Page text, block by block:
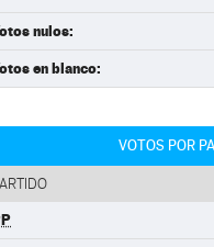
nulos:
en blanco:
VOTOS POR